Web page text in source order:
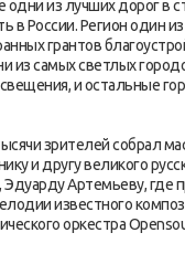
одни из лучших дорог в
в России. Регион один
грантов
из самых светлых
и остальные
зрителей собрал
и другу великого
Эдуарду Артемьеву, где
известного
оркестра